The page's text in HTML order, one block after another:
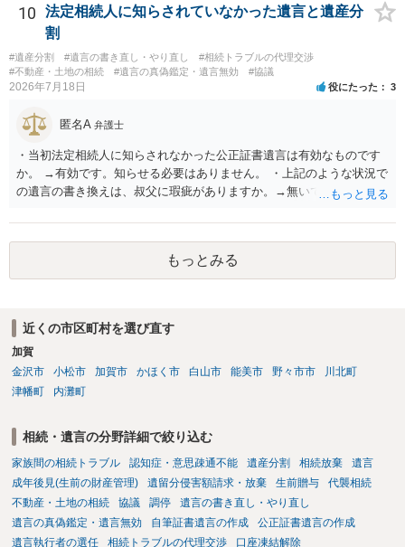
揃える必要があります。その点是非御注意ください。
10
法定相続人に知らされていなかった遺言と遺産分
割
#遺産分割 #遺言の書き直し・やり直し
#相続トラブルの代理交渉
#不動産・土地の相続
#遺言の真偽鑑定・遺言無効 #協議
2026年7月18日 役にたった 3
匿名A 弁護士
・当初法定相続人に知らされなかった公正証書遺言は有効なものです
か。 →有効です。知らせる必要はありません。 ・上記のような状況で
の遺言の書き換えは、叔父に瑕疵がありますか。→無いです。 ・分割
ますか。 →本人が自由に決められますので、どこが妥当とは言えない
です。客観的な基準もありません。 ・できれば穏やかに、分割を拒否
することはできますか。 →分割を拒否するということは、遺産はいら
ないということでしょうか。遺言で、受取を指定されててもいらない
もっとみる
近くの市区町村を選び直す
加賀
金沢市
小松市 加賀市 かほく市 白山市 能美市 野々市市
川北町
津幡町
内灘町
相続・遺言の分野詳細で絞り込む
家族間の相続トラブル 認知症・意思疎通不能 遺産分割 相続放棄
遺言
成年後見(生前の財産管理)
遺留分侵害額請求・放棄 生前贈与
代襲相続
不動産・土地の相続
協議 調停
遺言の書き直し・やり直し
遺言の真偽鑑定・遺言無効
自筆証書遺言の作成
公正証書遺言の作成
遺言執行者の選任
相続トラブルの代理交渉
口座凍結解除